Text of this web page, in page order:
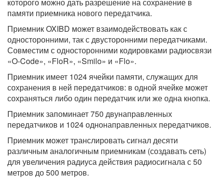
которого можно дать разрешение на сохранение в
памяти приемника нового передатчика.
Приемник OXIBD может взаимодействовать как с
односторонними, так с двусторонними передатчиками.
Совместим с односторонними кодировками радиосвязи
«O-Code», «FloR», «Smilo» и «Flo».
Приемник имеет 1024 ячейки памяти, служащих для
сохранения в ней передатчиков: в одной ячейке может
сохраняться либо один передатчик или же одна кнопка.
Приемник запоминает 750 двунаправленных
передатчиков и 1024 однонаправленных передатчиков.
Приемник может транслировать сигнал десяти
различным аналогичным приемникам (создавать сеть)
для увеличения радиуса действия радиосигнала с 50
метров до 500 метров.